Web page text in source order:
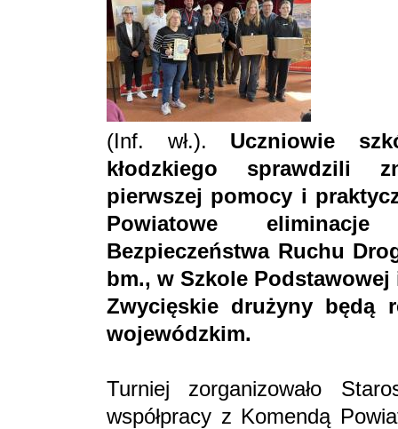
(Inf. wł.). Uczniowie
kłodzkiego sprawdzili
pierwszej pomocy i
Powiatowe
Bezpieczeństwa Ruchu
bm., w Szkole Podstawowej
Zwycięskie drużyny będą
wojewódzkim.
Turniej zorganizowało
współpracy z Komendą